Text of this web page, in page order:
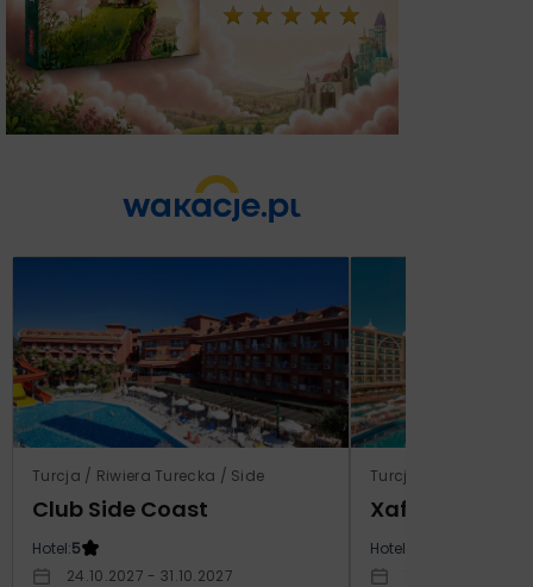
Turcja / Riwiera Turecka / Side
Club Side Coast
Hotel:5
24.10.2027 - 31.10.2027
Turcja / Riwiera
Xafira Deluxe
Hotel: